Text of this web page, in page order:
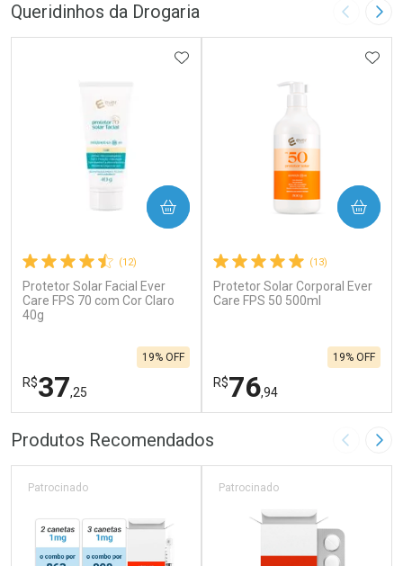
Queridinhos da Drogaria Imagem
(12)
Protetor Solar Facial Ever
Care FPS 70 com Cor Claro
40g
R$37,25
19% OFF
ADICIONAR AOS FAVORITOS
COMPRAR
FECHAR
Laboratório
FECHAR
Por Menos
(13)
Protetor Solar Corporal Ever
Care FPS 50 500ml
R$76,94
19% OFF
COMPRAR
Laboratório
Por Menos
Produtos Recomendados Imagem
Patrocinado Patrocinado